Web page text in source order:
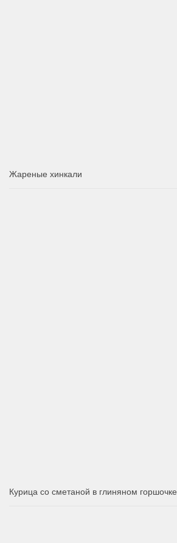
Жареные хинкали
Курица со сметаной в глиняном горшочке